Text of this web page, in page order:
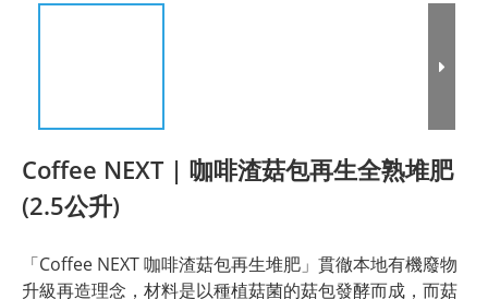
Coffee NEXT | 咖啡渣菇包再生全熟堆肥
(2.5公升)
「Coffee NEXT 咖啡渣菇包再生堆肥」貫徹本地有機廢物
升級再造理念，材料是以種植菇菌的菇包發酵而成，而菇